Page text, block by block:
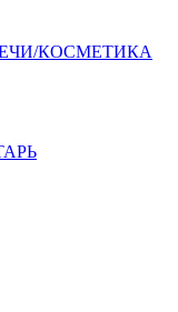
КОСМЕТИКА